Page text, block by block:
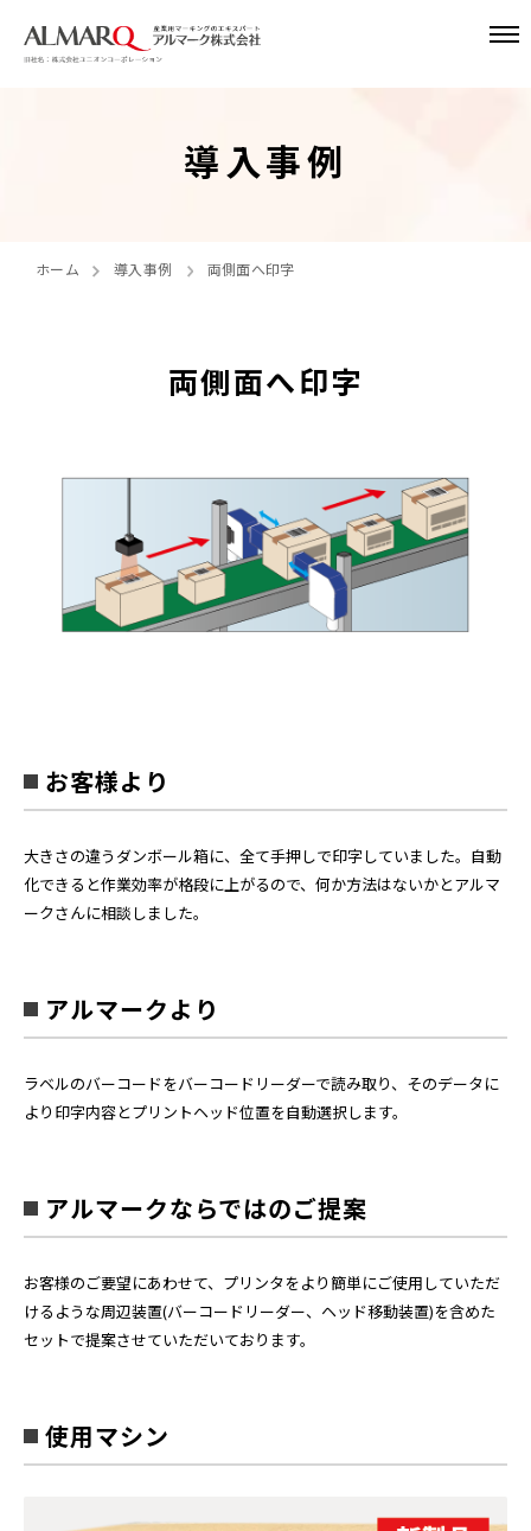
導入事例
ホーム 導入事例 両側面へ印字
両側面へ印字
お客様より
大きさの違うダンボール箱に、全て手押しで印字していました。自動
化できると作業効率が格段に上がるので、何か方法はないかとアルマ
ークさんに相談しました。
アルマークより
ラベルのバーコードをバーコードリーダーで読み取り、そのデータに
より印字内容とプリントヘッド位置を自動選択します。
アルマークならではのご提案
お客様のご要望にあわせて、プリンタをより簡単にご使用していただ
けるような周辺装置(バーコードリーダー、ヘッド移動装置)を含めた
セットで提案させていただいております。
使用マシン